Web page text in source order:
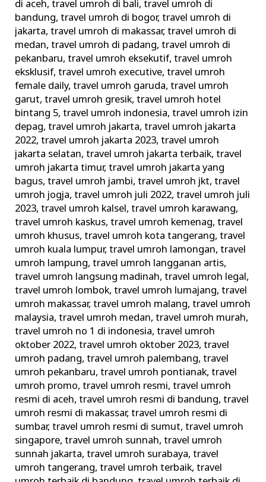
di aceh,travel umroh di bali,travel umroh di
bandung,travel umroh di bogor,travel umroh di
jakarta,travel umroh di makassar,travel umroh di
medan,travel umroh di padang,travel umroh di
pekanbaru,travel umroh eksekutif,travel umroh
eksklusif,travel umroh executive,travel umroh
female daily,travel umroh garuda,travel umroh
garut,travel umroh gresik,travel umroh hotel
bintang 5,travel umroh indonesia,travel umroh izin
depag,travel umroh jakarta,travel umroh jakarta
2022,travel umroh jakarta 2023,travel umroh
jakarta selatan,travel umroh jakarta terbaik,travel
umroh jakarta timur,travel umroh jakarta yang
bagus,travel umroh jambi,travel umroh jkt,travel
umroh jogja,travel umroh juli 2022,travel umroh juli
2023,travel umroh kalsel,travel umroh karawang,
travel umroh kaskus,travel umroh kemenag,travel
umroh khusus,travel umroh kota tangerang,travel
umroh kuala lumpur,travel umroh lamongan,travel
umroh lampung,travel umroh langganan artis,
travel umroh langsung madinah,travel umroh legal,
travel umroh lombok,travel umroh lumajang,travel
umroh makassar,travel umroh malang,travel umroh
malaysia,travel umroh medan,travel umroh murah,
travel umroh no 1 di indonesia,travel umroh
oktober 2022,travel umroh oktober 2023,travel
umroh padang,travel umroh palembang,travel
umroh pekanbaru,travel umroh pontianak,travel
umroh promo,travel umroh resmi,travel umroh
resmi di aceh,travel umroh resmi di bandung,travel
umroh resmi di makassar,travel umroh resmi di
sumbar,travel umroh resmi di sumut,travel umroh
singapore,travel umroh sunnah,travel umroh
sunnah jakarta,travel umroh surabaya,travel
umroh tangerang,travel umroh terbaik,travel